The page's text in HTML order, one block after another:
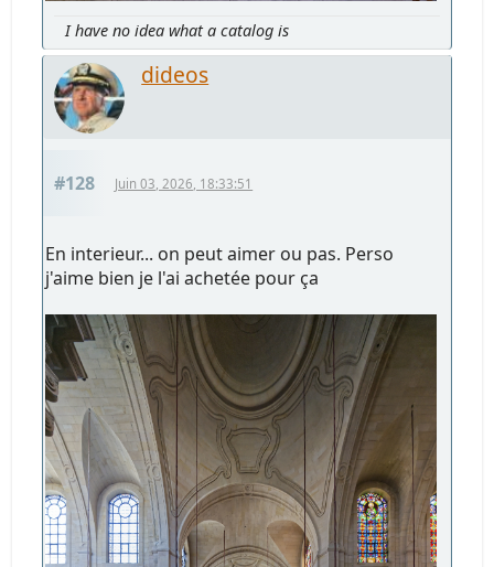
I have no idea what a catalog is
dideos
#128 Juin 03, 2026, 18:33:51
En interieur... on peut aimer ou pas. Perso
j'aime bien je l'ai achetée pour ça